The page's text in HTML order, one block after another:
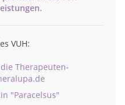
VUH:
Therapeuten-
"Paracelsus"